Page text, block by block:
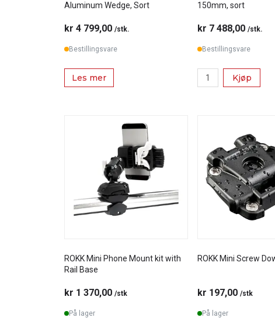
Aluminum Wedge, Sort
kr 4 799,00 /stk.
Bestillingsvare
Les mer
150mm, sort
kr 7 488,00 /stk.
Bestillingsvare
Kjøp
ROKK Mini Phone Mount kit with
Rail Base
kr 1 370,00 /stk
På lager
ROKK Mini Screw
kr 197,00 /stk
På lager